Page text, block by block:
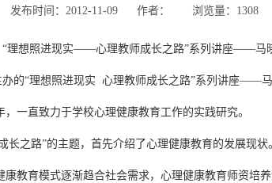
发布时间：2012-11-09 作者： 浏览量：
“理想照进现实——心理教师成长之路”系列讲座——马
的“理想照进现实 心理教师成长之路”系列讲座——马
一直致力于学校心理健康教育工作的实践研究。
之路”的主题，首先介绍了心理健康教育的发展现
教育模式逐渐趋合社会需求，心理健康教育师资培